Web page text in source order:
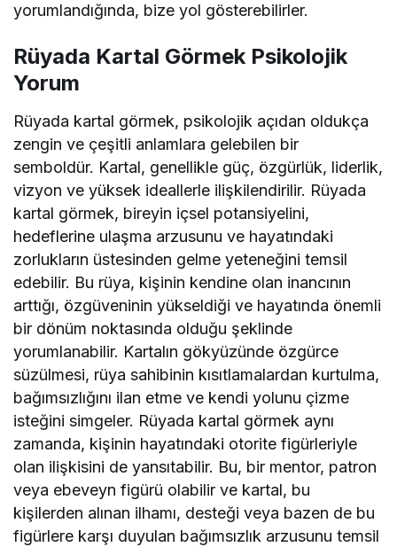
yorumlandığında, bize yol gösterebilirler.
Rüyada Kartal Görmek Psikolojik
Yorum
Rüyada kartal görmek, psikolojik açıdan oldukça
zengin ve çeşitli anlamlara gelebilen bir
semboldür. Kartal, genellikle güç, özgürlük, liderlik,
vizyon ve yüksek ideallerle ilişkilendirilir. Rüyada
kartal görmek, bireyin içsel potansiyelini,
hedeflerine ulaşma arzusunu ve hayatındaki
zorlukların üstesinden gelme yeteneğini temsil
edebilir. Bu rüya, kişinin kendine olan inancının
arttığı, özgüveninin yükseldiği ve hayatında önemli
bir dönüm noktasında olduğu şeklinde
yorumlanabilir. Kartalın gökyüzünde özgürce
süzülmesi, rüya sahibinin kısıtlamalardan kurtulma,
bağımsızlığını ilan etme ve kendi yolunu çizme
isteğini simgeler. Rüyada kartal görmek aynı
zamanda, kişinin hayatındaki otorite figürleriyle
olan ilişkisini de yansıtabilir. Bu, bir mentor, patron
veya ebeveyn figürü olabilir ve kartal, bu
kişilerden alınan ilhamı, desteği veya bazen de bu
figürlere karşı duyulan bağımsızlık arzusunu temsil